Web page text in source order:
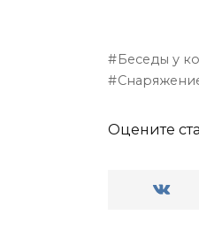
Беседы у
Оцените